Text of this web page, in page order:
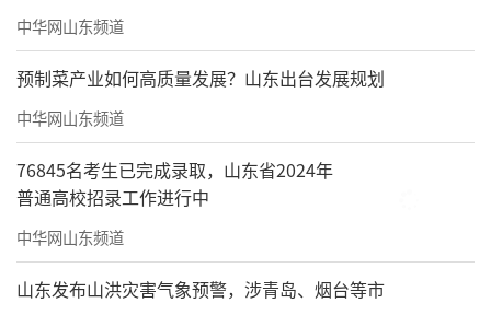
中华网山东频道
预制菜产业如何高质量发展？山东出台发展规划
中华网山东频道
76845名考生已完成录取，山东省2024年
普通高校招录工作进行中
中华网山东频道
山东发布山洪灾害气象预警，涉青岛、烟台等市